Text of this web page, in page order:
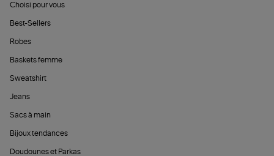
Choisi pour vous
Best-Sellers
Robes
Baskets femme
Sweatshirt
Jeans
Sacs à main
Bijoux tendances
Doudounes et Parkas